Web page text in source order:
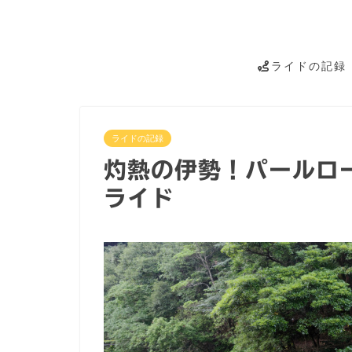
ライドの記録
ライドの記録
灼熱の伊勢！パールロ
ライド